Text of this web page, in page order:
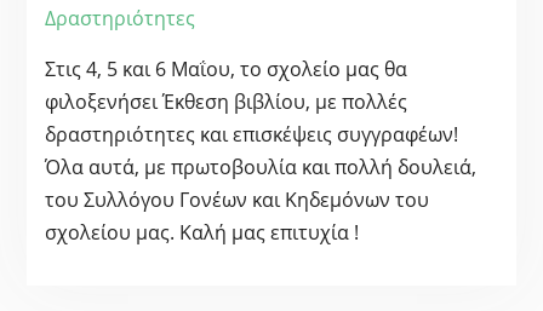
Δραστηριότητες
Στις 4, 5 και 6 Μαΐου, το σχολείο μας θα
φιλοξενήσει Έκθεση βιβλίου, με πολλές
δραστηριότητες και επισκέψεις συγγραφέων!
Όλα αυτά, με πρωτοβουλία και πολλή δουλειά,
του Συλλόγου Γονέων και Κηδεμόνων του
σχολείου μας. Καλή μας επιτυχία !